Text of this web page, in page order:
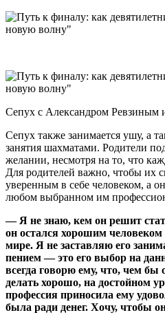
Сепух с Александром Ревзиным
Сепух также занимается ушу, а
занятия шахматами. Родители
желании, несмотря на то, что
Для родителей важно, чтобы их
уверенным в себе человеком, а
любом выбранном им
— Я не знаю, кем он решит
он остался хорошим
мире. Я не заставляю его
пением — это его выбор на
всегда говорю ему, что, чем бы
делать хорошо, на достойном
профессия приносила ему
была ради денег. Хочу, чтобы